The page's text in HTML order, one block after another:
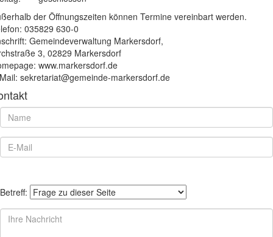
der Öffnungszeiten können Termine vereinbart werden.
035829 630-0
Gemeindeverwaltung Markersdorf,
3, 02829 Markersdorf
www.markersdorf.de
sekretariat@gemeinde-markersdorf.de
Betreff: